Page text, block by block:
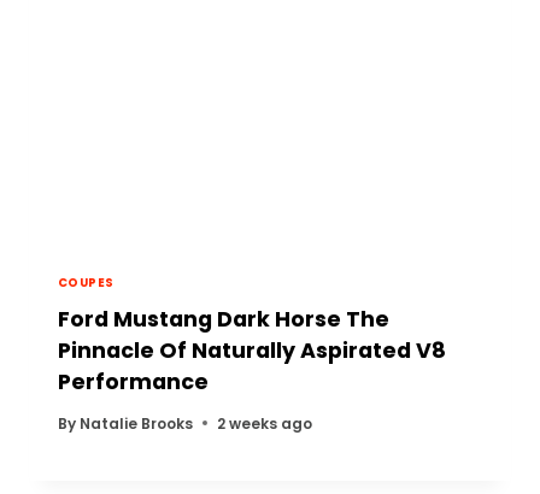
COUPES
Ford Mustang Dark Horse The
Pinnacle Of Naturally Aspirated V8
Performance
By Natalie Brooks 2 weeks ago